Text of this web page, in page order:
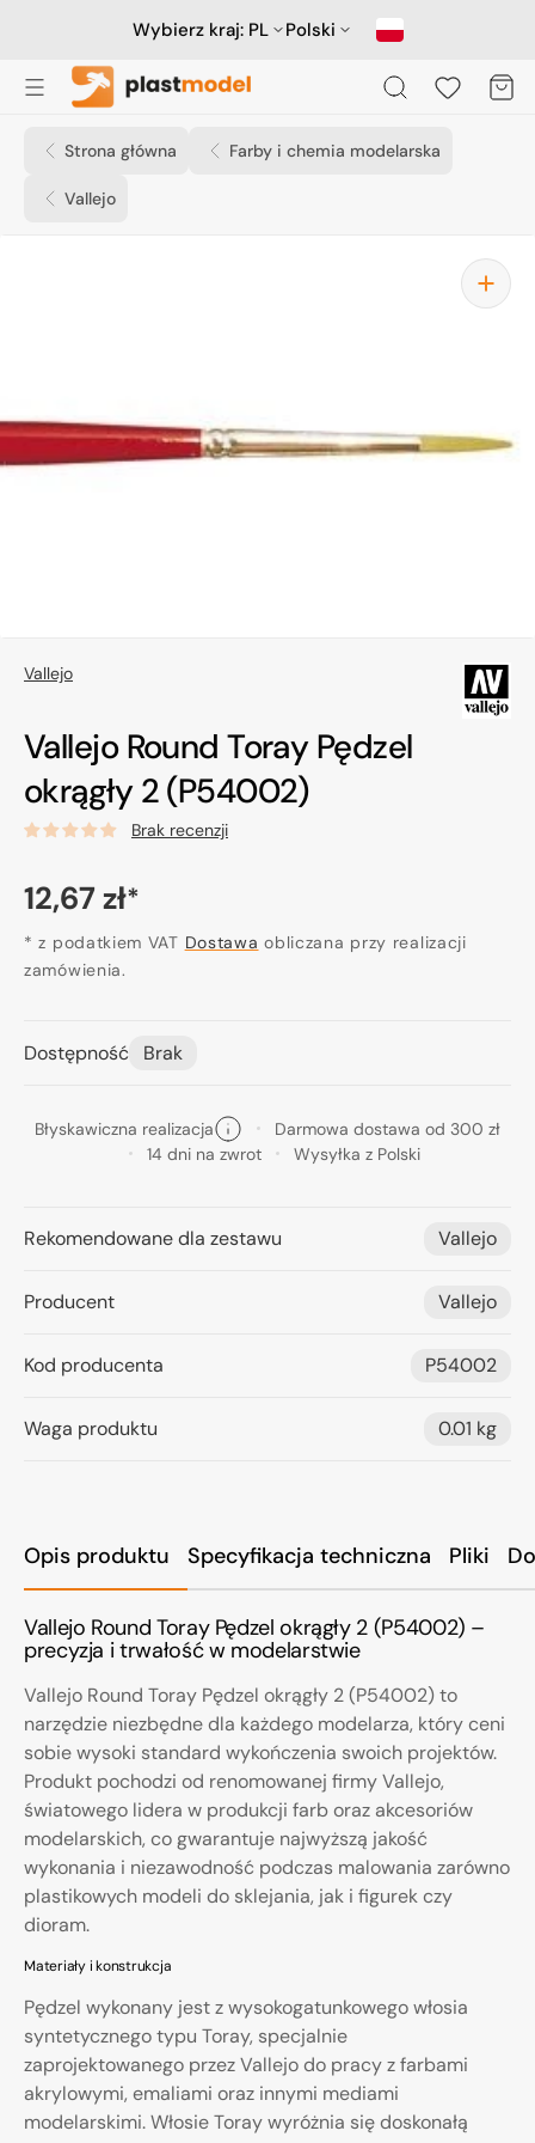
Wybierz kraj: PL Polski
Koszyk
Strona główna Farby i chemia modelarska
Vallejo
Otwórz
media
Opis produktu Specyfikacja techniczna Pliki
Vallejo Round Toray Pędzel okrągły 2 (P54002) –
precyzja i trwałość w modelarstwie
Vallejo Round Toray Pędzel okrągły 2 (P54002) to
narzędzie niezbędne dla każdego modelarza, który ceni
sobie wysoki standard wykończenia swoich projektów.
Produkt pochodzi od renomowanej firmy Vallejo,
światowego lidera w produkcji farb oraz akcesoriów
modelarskich, co gwarantuje najwyższą jakość
wykonania i niezawodność podczas malowania zarówno
plastikowych modeli do sklejania, jak i figurek czy
dioram.
Materiały i konstrukcja
Pędzel wykonany jest z wysokogatunkowego włosia
syntetycznego typu Toray, specjalnie
zaprojektowanego przez Vallejo do pracy z farbami
akrylowymi, emaliami oraz innymi mediami
modelarskimi. Włosie Toray wyróżnia się doskonałą
Vallejo
Vallejo Round Toray Pędzel
okrągły 2 (P54002)
Brak recenzji
Cena
regularna
12,67 zł*
* z podatkiem VAT Dostawa obliczana przy realizacji
zamówienia.
Dostępność Brak
Błyskawiczna realizacja
Darmowa dostawa od 300 zł
14 dni na zwrot
Wysyłka z Polski
Rekomendowane dla zestawu Vallejo
Producent Vallejo
Kod producenta P54002
Waga produktu 0.01 kg